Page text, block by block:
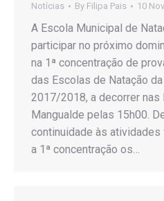
Notícias By Filipa Pais 10
A Escola Municipal de
participar no próximo
na 1ª concentração de
das Escolas de Natação
2017/2018, a decorrer
Mangualde pelas 15h00.
continuidade às
a 1ª concentração os…